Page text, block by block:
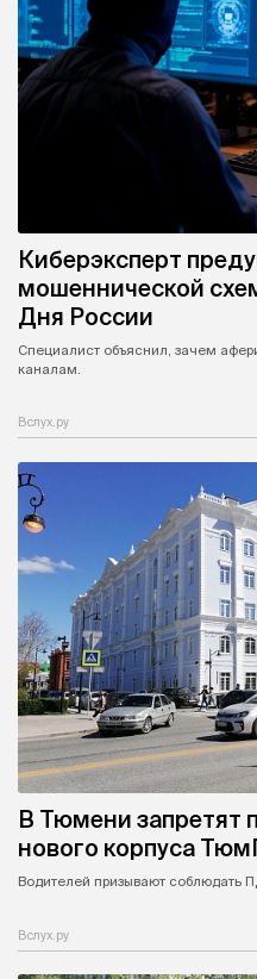
Киберэксперт
мошеннической
Дня России
Специалист объяснил, зачем
каналам.
Вслух.ру
В Тюмени запретят
нового корпуса
Водителей призывают соблюдать
Вслух.ру